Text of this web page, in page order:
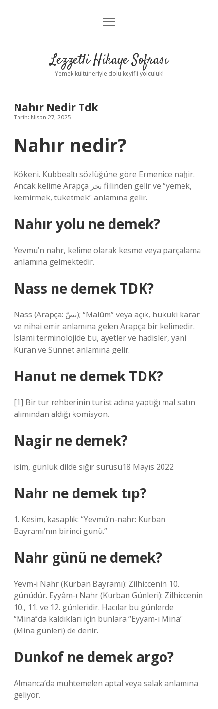
Anasayfa
Yasal Uyarı
menüyü
Lezzetli Hikaye Sofrası
Yemek kültürleriyle dolu keyifli yolculuk!
Nahır Nedir Tdk
Tarih: Nisan 27, 2025
Nahır nedir?
Kökeni. Kubbealtı sözlüğüne göre Ermenice naḫir.
Ancak kelime Arapça نخر fiilinden gelir ve “yemek,
kemirmek, tüketmek” anlamına gelir.
Nahır yolu ne demek?
Yevmü’n nahr, kelime olarak kesme veya parçalama
anlamına gelmektedir.
Nass ne demek TDK?
Nass (Arapça: نصّ); “Malûm” veya açık, hukuki karar
ve nihai emir anlamına gelen Arapça bir kelimedir.
İslami terminolojide bu, ayetler ve hadisler, yani
Kuran ve Sünnet anlamına gelir.
Hanut ne demek TDK?
[1] Bir tur rehberinin turist adına yaptığı mal satın
alımından aldığı komisyon.
Nagir ne demek?
isim, günlük dilde sığır sürüsü18 Mayıs 2022
Nahr ne demek tıp?
1. Kesim, kasaplık: “Yevmü’n-nahr: Kurban
Bayramı’nın birinci günü.”
Nahr günü ne demek?
Yevm-i Nahr (Kurban Bayramı): Zilhiccenin 10.
günüdür. Eyyâm-ı Nahr (Kurban Günleri): Zilhiccenin
10., 11. ve 12. günleridir. Hacılar bu günlerde
“Mina”da kaldıkları için bunlara “Eyyam-ı Mina”
(Mina günleri) de denir.
Dunkof ne demek argo?
Almanca’da muhtemelen aptal veya salak anlamına
geliyor.